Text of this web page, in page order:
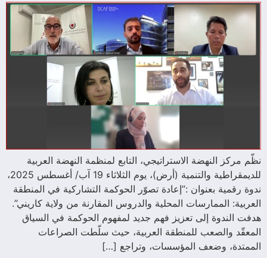
نظّم مركز النهضة الاستراتيجي، التابع لمنظمة النهضة العربية
للديمقراطية والتنمية (أرض)، يوم الثلاثاء 19 آب/ أغسطس 2025،
ندوة رقمية بعنوان :”إعادة تصوّر الحوكمة التشاركية في المنطقة
العربية: الممارسات المحلية والدروس المقارنة من ولاية كاريني”.
هدفت الندوة إلى تعزيز فهم جديد لمفهوم الحوكمة في السياق
المعقّد والصعب للمنطقة العربية، حيث سلّطت الصراعات
الممتدة، وضعف المؤسسات، وتراجع […]